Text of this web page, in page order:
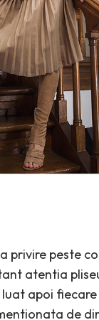
privire peste
atentia
apoi
de